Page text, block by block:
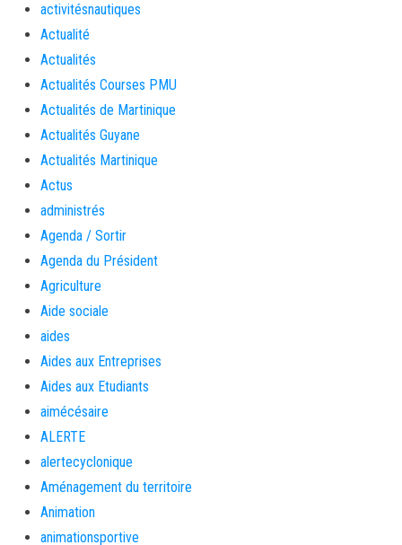
activitésnautiques
Actualité
Actualités
Actualités Courses PMU
Actualités de Martinique
Actualités Guyane
Actualités Martinique
Actus
administrés
Agenda / Sortir
Agenda du Président
Agriculture
Aide sociale
aides
Aides aux Entreprises
Aides aux Etudiants
aimécésaire
ALERTE
alertecyclonique
Aménagement du territoire
Animation
animationsportive